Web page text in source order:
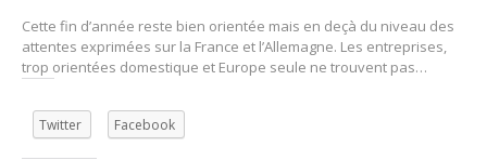
Cette fin d’année reste bien orientée mais en deçà du niveau des
attentes exprimées sur la France et l’Allemagne. Les entreprises,
trop orientées domestique et Europe seule ne trouvent pas…
Twitter Facebook